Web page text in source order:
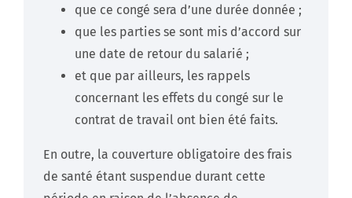
que ce congé sera d’une durée donnée ;
que les parties se sont mis d’accord sur
une date de retour du salarié ;
et que par ailleurs, les rappels
concernant les effets du congé sur le
contrat de travail ont bien été faits.
En outre, la couverture obligatoire des frais
de santé étant suspendue durant cette